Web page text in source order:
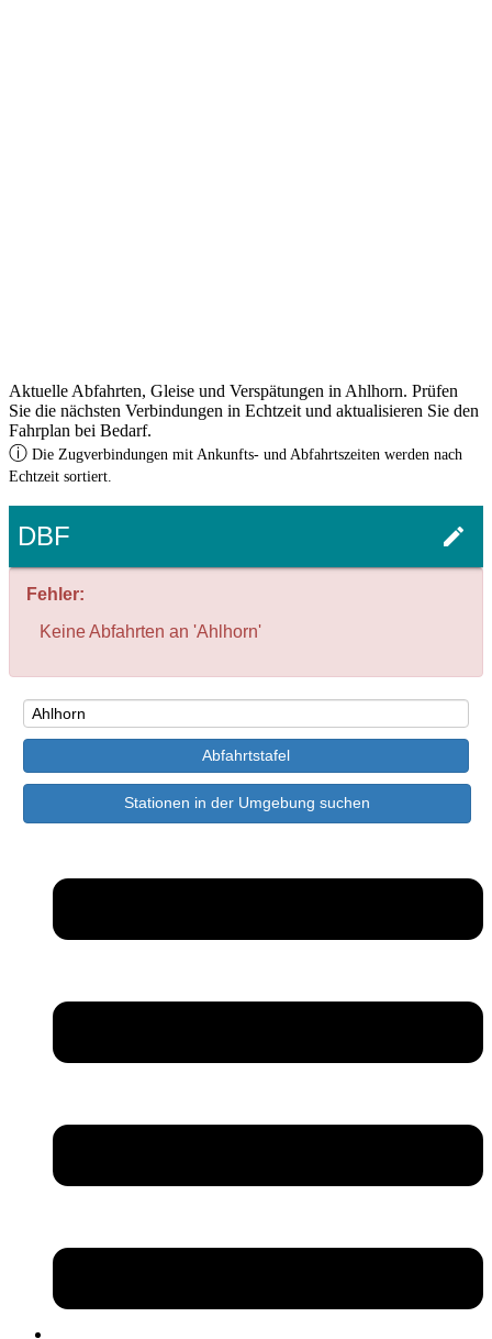
Aktuelle Abfahrten, Gleise und Verspätungen in Ahlhorn. Prüfen
Sie die nächsten Verbindungen in Echtzeit und aktualisieren Sie den
Fahrplan bei Bedarf.
ⓘ Die Zugverbindungen mit Ankunfts- und Abfahrtszeiten werden nach
Echtzeit sortiert.